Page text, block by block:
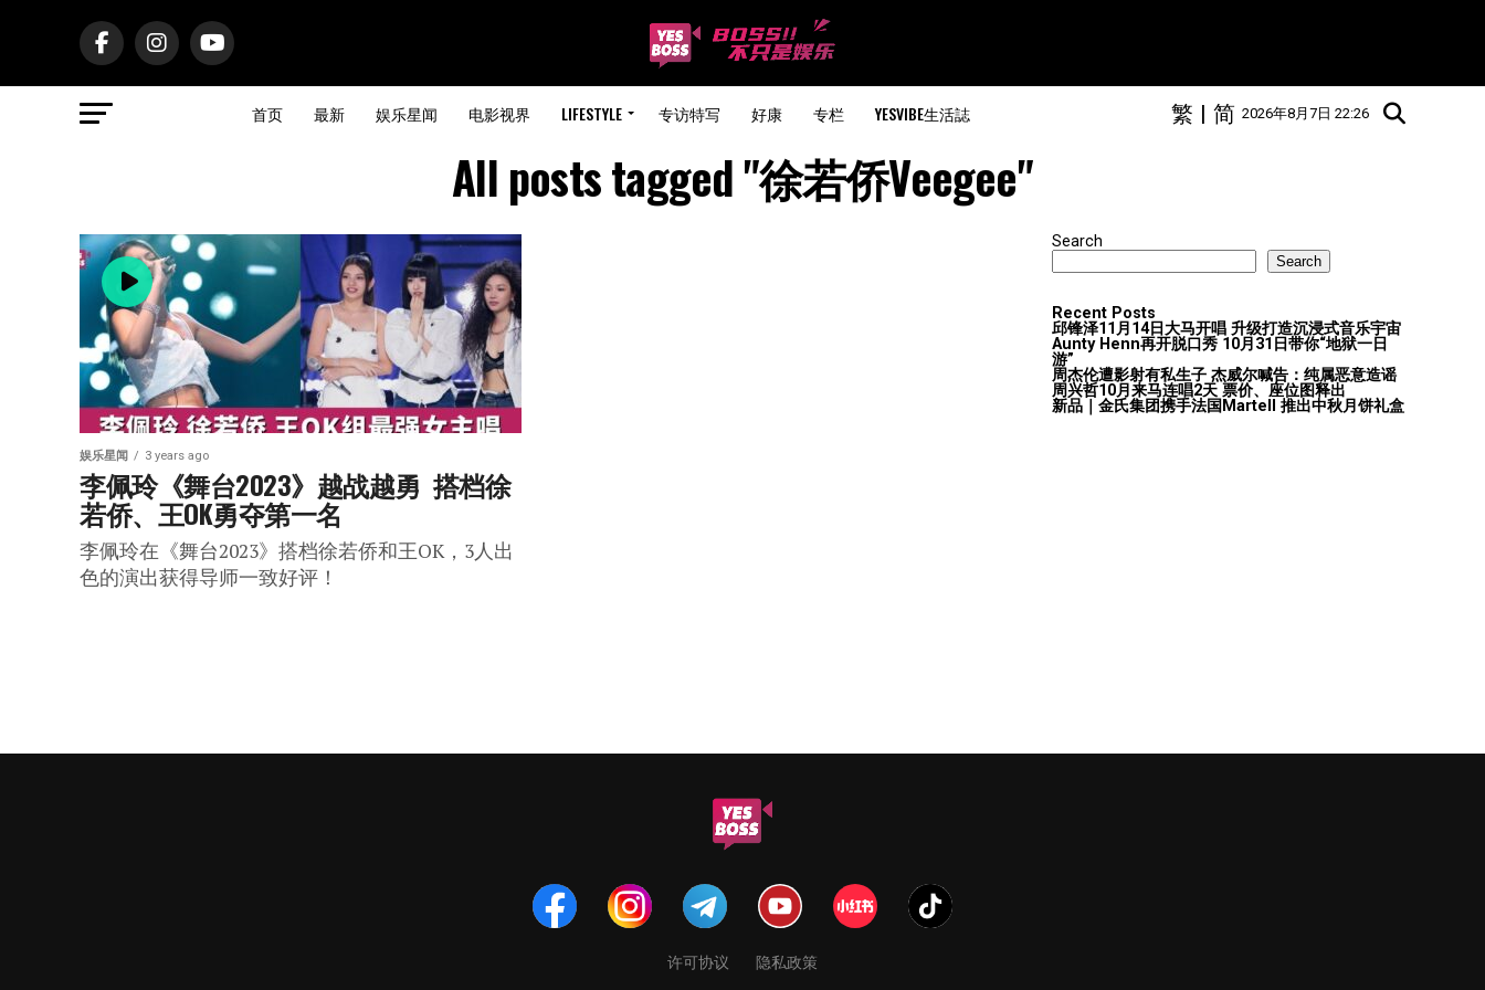
首页 最新 娱乐星闻 电影视界 LIFESTYLE 专访特写 好康 专栏 YESVIBE生活誌 2026年8月7日 22:26
简
|
繁
All posts tagged "徐若侨Veegee"
娱乐星闻 3 years ago
李佩玲《舞台2023》越战越勇  搭档徐
若侨、王OK勇夺第一名
李佩玲在《舞台2023》搭档徐若侨和王OK，3人出
色的演出获得导师一致好评！
Search
Search
Recent Posts
邱锋泽11月14日大马开唱 升级打造沉浸式音乐宇宙
Aunty Henn再开脱口秀 10月31日带你“地狱一日
游”
周杰伦遭影射有私生子 杰威尔喊告：纯属恶意造谣
周兴哲10月来马连唱2天 票价、座位图释出
新品｜金氏集团携手法国Martell 推出中秋月饼礼盒
许可协议 隐私政策